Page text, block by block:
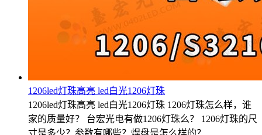
1206led灯珠高亮 led白光1206灯珠
1206led灯珠高亮 led白光1206灯珠 1206灯珠怎么样，谁
家的质量好？ 台宏光电有做1206灯珠么？ 1206灯珠的尺
寸是多少？参数有哪些？焊盘是怎么样的？